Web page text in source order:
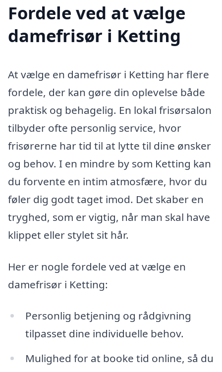
Fordele ved at vælge
damefrisør i Ketting
At vælge en damefrisør i Ketting har flere
fordele, der kan gøre din oplevelse både
praktisk og behagelig. En lokal frisørsalon
tilbyder ofte personlig service, hvor
frisørerne har tid til at lytte til dine ønsker
og behov. I en mindre by som Ketting kan
du forvente en intim atmosfære, hvor du
føler dig godt taget imod. Det skaber en
tryghed, som er vigtig, når man skal have
klippet eller stylet sit hår.
Her er nogle fordele ved at vælge en
damefrisør i Ketting:
Personlig betjening og rådgivning
tilpasset dine individuelle behov.
Mulighed for at booke tid online, så du